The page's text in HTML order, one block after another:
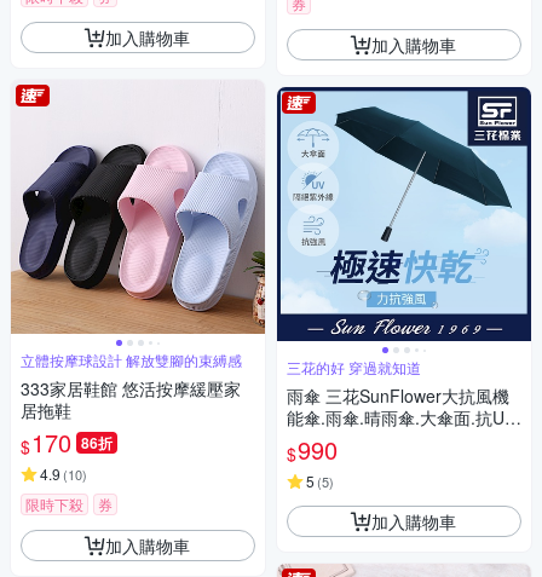
加入購物車
立體按摩球設計 解放雙腳的束縛感
333家居鞋館 悠活按摩緩壓家
居拖鞋
$170 86折
4.9 (10)
限時下殺 券
加入購物車
加入購物車
三花的好 穿過就知道
雨傘 三花SunFlower大抗風機
能傘.雨傘.晴雨傘.大傘面.抗UV
防曬_午夜藍
$990
5 (5)
加入購物車